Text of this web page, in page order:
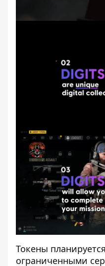
Токены
ограниченными